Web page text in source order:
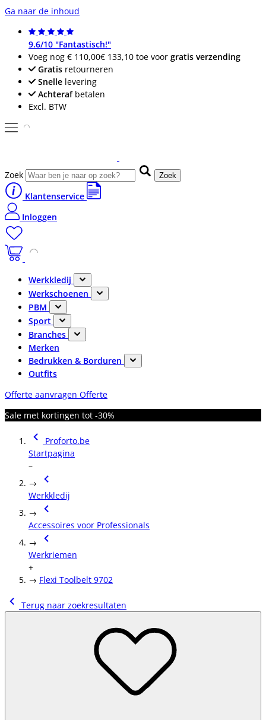
Ga naar de inhoud
9.6/10 "Fantastisch!"
Voeg nog € 110,00€ 133,10 toe voor gratis verzending
Gratis retourneren
Snelle levering
Achterafbetalen
Excl. BTW
Zoek Zoek
Klantenservice
Inloggen
Werkkledij
Werkschoenen
PBM
Sport
Branches
Merken
Bedrukken & Borduren
Outfits
Offerte aanvragen Offerte
Sale met kortingen tot -30%
Proforto.be
Startpagina
–
→
Werkkledij
→
Accessoires voor Professionals
→
Werkriemen
+
→ Flexi Toolbelt 9702
Terug naar zoekresultaten